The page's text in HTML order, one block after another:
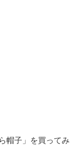
帽子」を買ってみ